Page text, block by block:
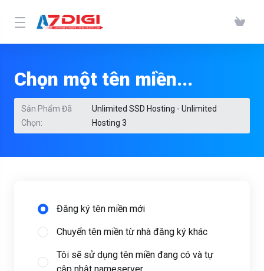
Chọn một tên miền...
Sản Phẩm Đã
Chọn:
Unlimited SSD Hosting - Unlimited
Hosting 3
Đăng ký tên miền mới
Chuyển tên miền từ nhà đăng ký khác
Tôi sẽ sử dụng tên miền đang có và tự